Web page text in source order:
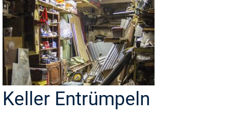
Keller Entrümpeln